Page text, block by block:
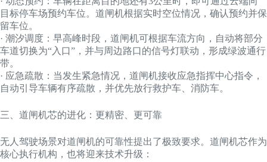
目标停车场预约车位。道闸机根据实时空位情况，确认预约并保
留车位。
· 潮汐调度：早高峰时段，道闸机可根据车流方向，自动将部分
车道切换为“入口”，并与周边路口的信号灯联动，形成绿波通行
带。
· 应急疏散：当发生紧急情况，道闸机接收应急指挥中心指令，
自动引导车辆有序疏散，并优先放行救护车、消防车。
三、道闸机芯的进化：更精密、更可靠
无人驾驶场景对道闸机的可靠性提出了极致要求。道闸机芯作为
核心执行机构，也将迎来技术升级：